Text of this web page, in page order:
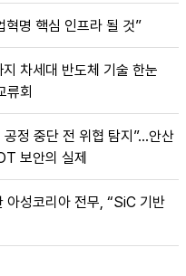
혁명 핵심 인프라 될 것”
차세대 반도체 기술 한눈
류회
정 중단 전 위협 탐지”…안산
보안의 실제
성코리아 전무, “SiC 기반